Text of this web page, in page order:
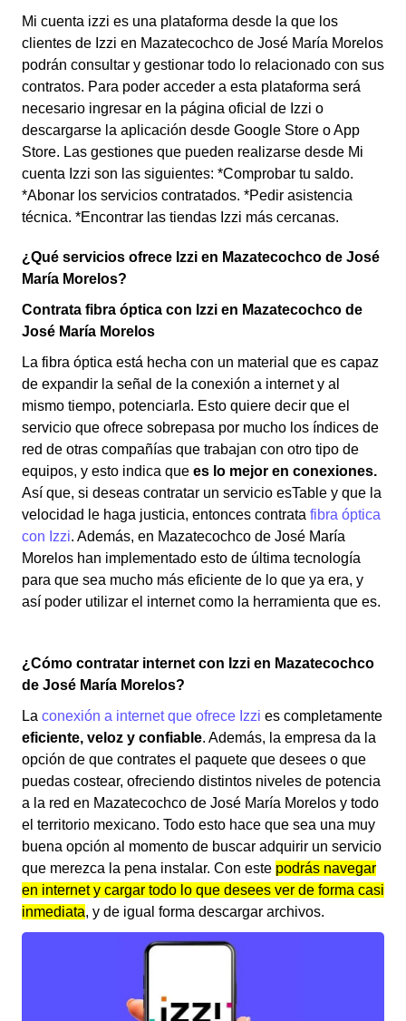
Mi cuenta izzi es una plataforma desde la que los
clientes de Izzi en Mazatecochco de José María Morelos
podrán consultar y gestionar todo lo relacionado con sus
contratos. Para poder acceder a esta plataforma será
necesario ingresar en la página oficial de Izzi o
descargarse la aplicación desde Google Store o App
Store. Las gestiones que pueden realizarse desde Mi
cuenta Izzi son las siguientes: *Comprobar tu saldo.
*Abonar los servicios contratados. *Pedir asistencia
técnica. *Encontrar las tiendas Izzi más cercanas.
¿Qué servicios ofrece Izzi en Mazatecochco de José
María Morelos?
Contrata fibra óptica con Izzi en Mazatecochco de
José María Morelos
La fibra óptica está hecha con un material que es capaz
de expandir la señal de la conexión a internet y al
mismo tiempo, potenciarla. Esto quiere decir que el
servicio que ofrece sobrepasa por mucho los índices de
red de otras compañías que trabajan con otro tipo de
equipos, y esto indica que es lo mejor en conexiones.
Así que, si deseas contratar un servicio esTable y que la
velocidad le haga justicia, entonces contrata fibra óptica
con Izzi. Además, en Mazatecochco de José María
Morelos han implementado esto de última tecnología
para que sea mucho más eficiente de lo que ya era, y
así poder utilizar el internet como la herramienta que es.
¿Cómo contratar internet con Izzi en Mazatecochco
de José María Morelos?
La conexión a internet que ofrece Izzi es completamente
eficiente, veloz y confiable. Además, la empresa da la
opción de que contrates el paquete que desees o que
puedas costear, ofreciendo distintos niveles de potencia
a la red en Mazatecochco de José María Morelos y todo
el territorio mexicano. Todo esto hace que sea una muy
buena opción al momento de buscar adquirir un servicio
que merezca la pena instalar. Con este podrás navegar
en internet y cargar todo lo que desees ver de forma casi
inmediata, y de igual forma descargar archivos.